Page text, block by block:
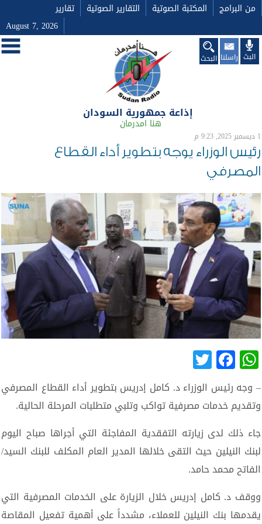
من البرامج المكتبة الصوتية التقارير الصوتية
تقارير
August 7, 2026
البث راسلنا البحث
إذاعة جمهورية السودان
هنا امدرمان
1 ديسمبر 2025, 9:23 م
رئيس الوزراء يوجه بتطوير أداء القطاع
المصرفي
WhatsApp
Facebook
– وجه رئيس الوزراء د. كامل إدريس بتطوير أداء القطاع المصرفي
وتقديم خدمات مصرفية تواكب وتلبي متطلبات المرحلة الحالية.
جاء ذلك لدى زيارته التفقدية المفاجئة التي أجراها صباح اليوم
لبنك النيلين حيث التقى خلالها المدير العام المكلف للبنك السيد/
الفاتح محمد حامد.
ووقف د. كامل إدريس خلال الزيارة على الخدمات المصرفية التي
يقدمها بنك النيلين للعملاء، مشدداً على أهمية تفعيل المقاصة